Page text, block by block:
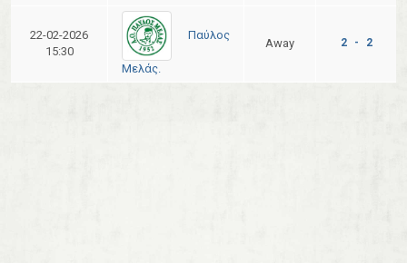
22-02-2026
15:30
Παύλος
Μελάς.
Away 2 - 2